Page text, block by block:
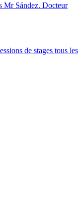
Mr Sández. Docteur
de stages tous les